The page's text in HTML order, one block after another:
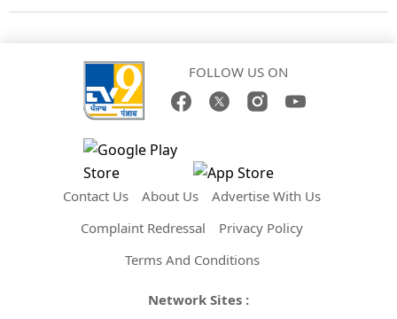
FOLLOW US ON
Contact Us About Us
Advertise With Us
Complaint Redressal
Privacy Policy
Terms And Conditions
Network Sites :